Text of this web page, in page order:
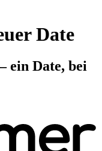
Date
ein Date, bei